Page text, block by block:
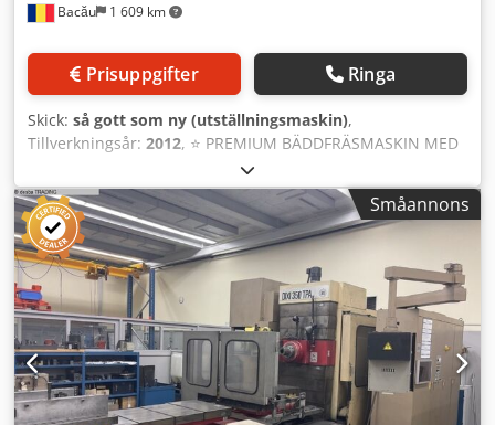
Bacău 1 609 km
Prisuppgifter Ringa
Skick: så gott som ny (utställningsmaskin),
Tillverkningsår: 2012, ⭐ PREMIUM BÄDDFRÄSMASKIN MED
LÅGA DRIFTSTIMMAR — OMEDELBART TILLGÄNGLIG ⭐
Bohrwerk SCHIESS SMT BMT 130 (2012) | Låga driftstimmar
(~10 000) | Heidenhain iTNC 530 | Ball Bar-testad
Beskrivning: PREMIUMERBJUDANDE: LÅGA DRIFTSTIMMAR
& VERIFIERAD GEOMETRI Möjligheten: Här erbjuds en
Schiess SMT BMT-130 (årsmodell 2012) med transparent
historik och dokumenterat lätt användning. Med endast
cirka 10 000 driftstimmar på spindeln (och 8 900
programsstimmar) har maskinen gått i snitt mindre än ett
skift per dag sedan ny. Detta är INTE en utarbetad
produktionsmaskin. ✅ NYLIGEN UTFÖRT (Redo för
Småannons